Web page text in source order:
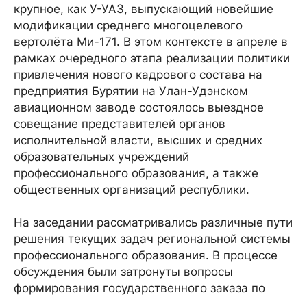
крупное, как У-УАЗ, выпускающий новейшие
модификации среднего многоцелевого
вертолёта Ми-171. В этом контексте в апреле в
рамках очередного этапа реализации политики
привлечения нового кадрового состава на
предприятия Бурятии на Улан-Удэнском
авиационном заводе состоялось выездное
совещание представителей органов
исполнительной власти, высших и средних
образовательных учреждений
профессионального образования, а также
общественных организаций республики.
На заседании рассматривались различные пути
решения текущих задач региональной системы
профессионального образования. В процессе
обсуждения были затронуты вопросы
формирования государственного заказа по